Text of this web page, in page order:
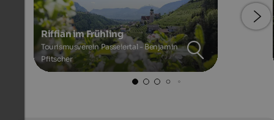
Riffian im Frühling
Tourismusverein Passeiertal - Benjamin
Pfitscher